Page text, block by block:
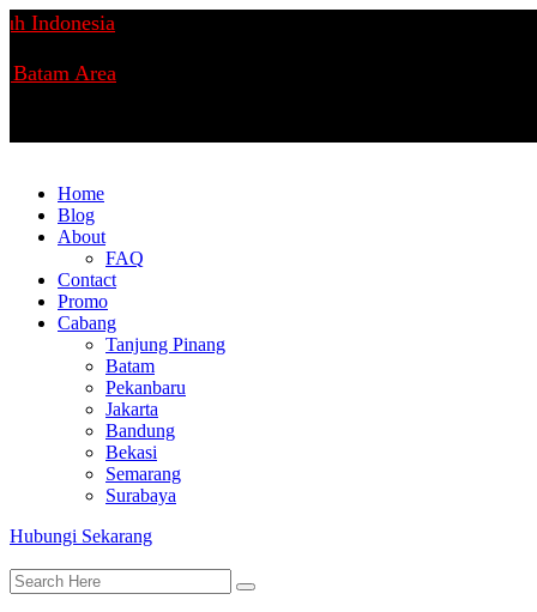
Area
Home
Blog
About
FAQ
Contact
Promo
Cabang
Tanjung Pinang
Batam
Pekanbaru
Jakarta
Bandung
Bekasi
Semarang
Surabaya
Hubungi Sekarang